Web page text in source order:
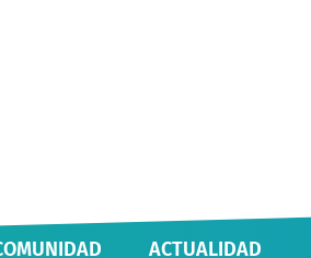
ACTUALIDAD